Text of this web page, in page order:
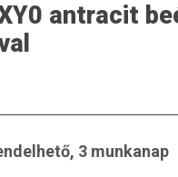
antracit
3 munkanap